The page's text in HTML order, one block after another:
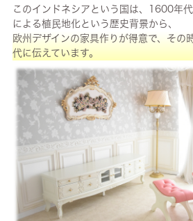
このインドネシアという国は、1600年
による植民地化という歴史背景から、
欧州デザインの家具作りが得意で、その
代に伝えています。